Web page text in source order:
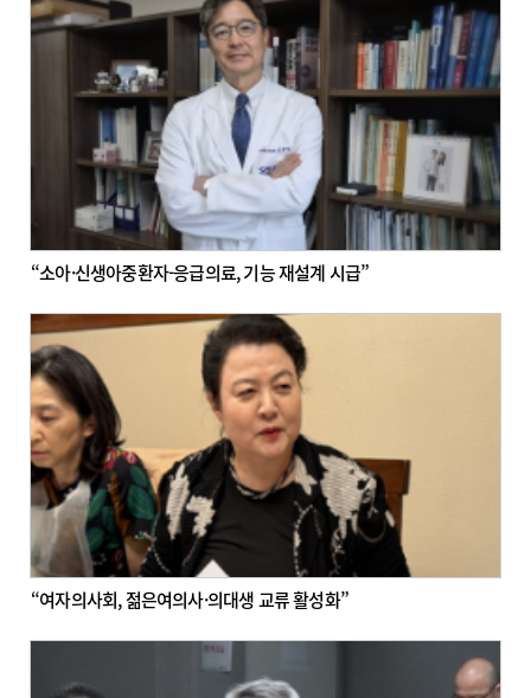
“소아·신생아중환자-응급의료, 기능 재설계 시급”
“여자의사회, 젊은여의사·의대생 교류 활성화”